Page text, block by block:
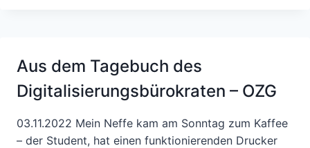
FEUERWEHR
DIGITALISIERER
SOLLTEN!
Aus dem Tagebuch des
Digitalisierungsbürokraten – OZG
03.11.2022 Mein Neffe kam am Sonntag zum Kaffee
– der Student, hat einen funktionierenden Drucker